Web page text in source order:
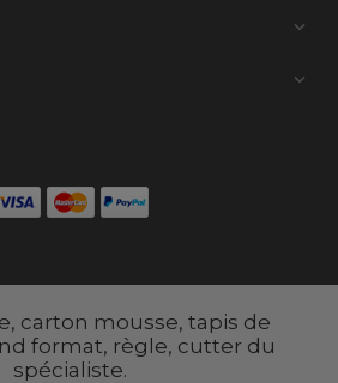


carton mousse, tapis de
format, règle, cutter du
spécialiste.